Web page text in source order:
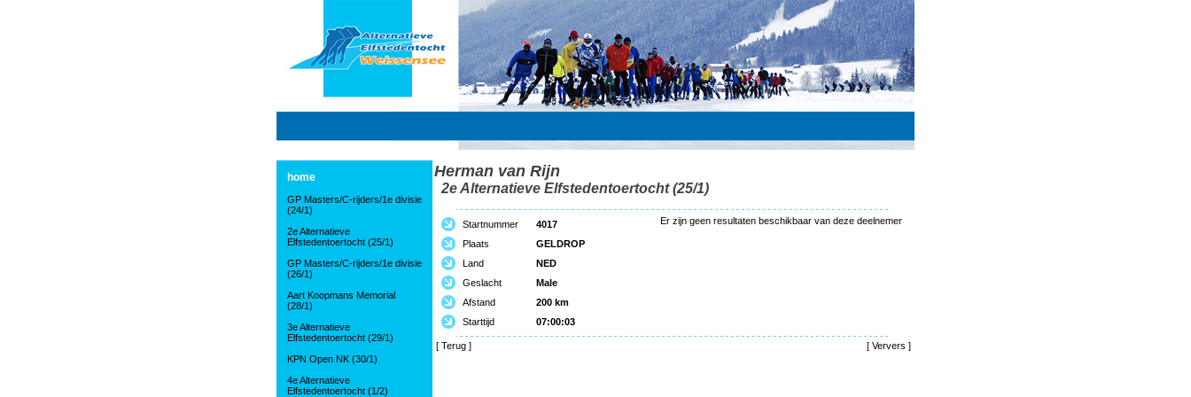
home
GP Masters/C-rijders/1e divisie
(24/1)
2e Alternatieve
Elfstedentoertocht (25/1)
GP Masters/C-rijders/1e divisie
(26/1)
Aart Koopmans Memorial
(28/1)
3e Alternatieve
Elfstedentoertocht (29/1)
KPN Open NK (30/1)
4e Alternatieve
Elfstedentoertocht (1/2)
Herman van Rijn
2e Alternatieve Elfstedentoertocht (25/1)
Startnummer
4017
Plaats
GELDROP
Land
NED
Geslacht
Male
Afstand
200 km
Starttijd
07:00:03
Er zijn geen resultaten beschikbaar van deze deelnemer
[ Terug ] [ Ververs ]